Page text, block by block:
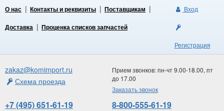
О нас Контакты и реквизиты
Поставщикам
Доставка
Проценка списков запчастей
Вход
Регистрация
zakaz@komimport.ru
Схема проезда
Прием звонков: пн-чт 9.00-18.00, пт
до 17.00
Заказать звонок
+7 (495) 651-61-19 8-800-555-61-19